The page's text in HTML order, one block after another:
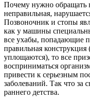
Почему нужно обращать
неправильная,
Позвоночник и стопы
как у машины
все ухабы, попадающие
правильная
уплощаются), то все
восприниматься
привести к серьезным
заболеваний. Так что за
раннего детства.